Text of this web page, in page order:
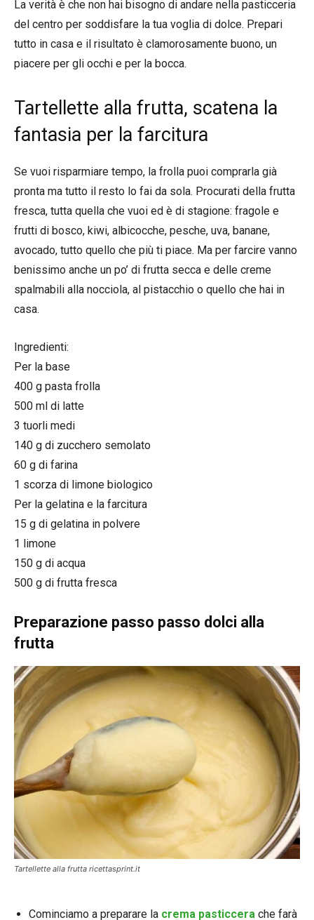
La verità è che non hai bisogno di andare nella pasticceria
del centro per soddisfare la tua voglia di dolce. Prepari
tutto in casa e il risultato è clamorosamente buono, un
piacere per gli occhi e per la bocca.
Tartellette alla frutta, scatena la
fantasia per la farcitura
Se vuoi risparmiare tempo, la frolla puoi comprarla già
pronta ma tutto il resto lo fai da sola. Procurati della frutta
fresca, tutta quella che vuoi ed è di stagione: fragole e
frutti di bosco, kiwi, albicocche, pesche, uva, banane,
avocado, tutto quello che più ti piace. Ma per farcire vanno
benissimo anche un po’ di frutta secca e delle creme
spalmabili alla nocciola, al pistacchio o quello che hai in
casa.
Ingredienti:
Per la base
400 g pasta frolla
500 ml di latte
3 tuorli medi
140 g di zucchero semolato
60 g di farina
1 scorza di limone biologico
Per la gelatina e la farcitura
15 g di gelatina in polvere
1 limone
150 g di acqua
500 g di frutta fresca
Preparazione passo passo dolci alla
frutta
Tartellette alla frutta ricettasprint.it
Cominciamo a preparare la crema pasticcera che farà